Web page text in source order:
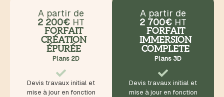
A partir de
2 200€ HT
FORFAIT
CRÉATION
ÉPURÉE
Plans 2D
Devis travaux initial et
mise à jour en fonction
A partir de
2 700€ HT
FORFAIT
IMMERSION
COMPLETE
Plans 3D
Devis travaux initial et
mise à jour en fonction